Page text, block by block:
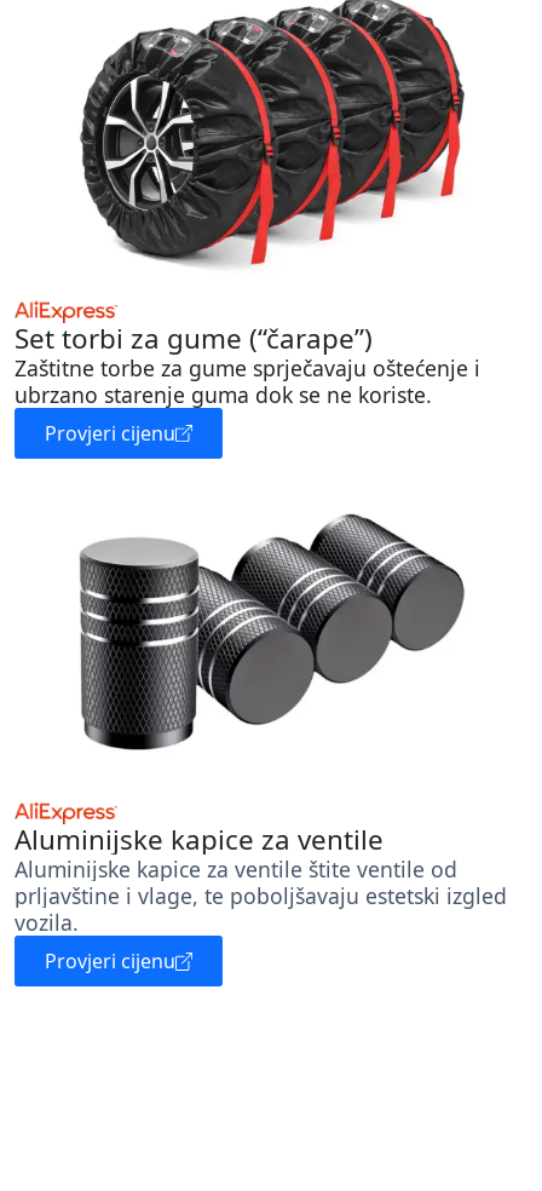
Set torbi za gume (“čarape”)
Zaštitne torbe za gume sprječavaju oštećenje i
ubrzano starenje guma dok se ne koriste.
Provjeri cijenu
Aluminijske kapice za ventile
Aluminijske kapice za ventile štite ventile od
prljavštine i vlage, te poboljšavaju estetski izgled
vozila.
Provjeri cijenu